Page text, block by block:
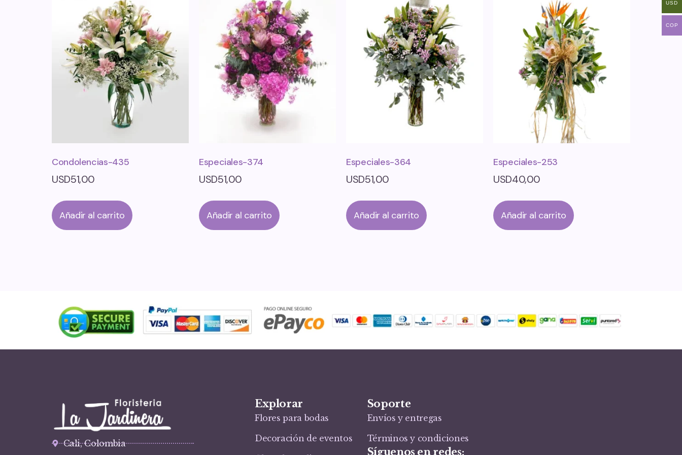
Condolencias-435
USD51,00
Añadir al carrito
Especiales-374
USD51,00
Añadir al carrito
Especiales-364
USD51,00
Añadir al carrito
Especiales-253
USD40,00
Añadir al carrito
Cali, Colombia
Explorar
Flores para bodas
Decoración de eventos
Soporte
Envíos y entregas
Términos y condiciones
Síguenos en redes:
USD
COP